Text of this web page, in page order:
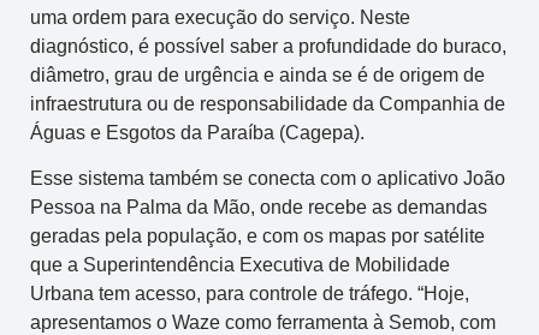
uma ordem para execução do serviço. Neste
diagnóstico, é possível saber a profundidade do buraco,
diâmetro, grau de urgência e ainda se é de origem de
infraestrutura ou de responsabilidade da Companhia de
Águas e Esgotos da Paraíba (Cagepa).
Esse sistema também se conecta com o aplicativo João
Pessoa na Palma da Mão, onde recebe as demandas
geradas pela população, e com os mapas por satélite
que a Superintendência Executiva de Mobilidade
Urbana tem acesso, para controle de tráfego. “Hoje,
apresentamos o Waze como ferramenta à Semob, com